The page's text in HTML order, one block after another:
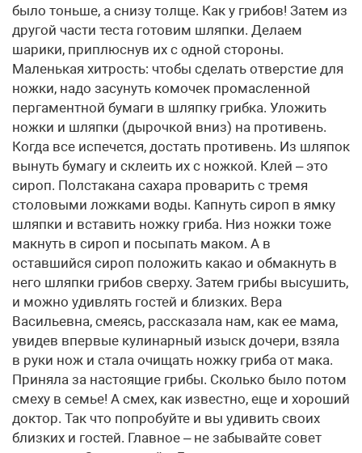
было тоньше, а снизу толще. Как у грибов! Затем из
другой части теста готовим шляпки. Делаем
шарики, приплюснув их с одной стороны.
Маленькая хитрость: чтобы сделать отверстие для
ножки, надо засунуть комочек промасленной
пергаментной бумаги в шляпку грибка. Уложить
ножки и шляпки (дырочкой вниз) на противень.
Когда все испечется, достать противень. Из шляпок
вынуть бумагу и склеить их с ножкой. Клей – это
сироп. Полстакана сахара проварить с тремя
столовыми ложками воды. Капнуть сироп в ямку
шляпки и вставить ножку гриба. Низ ножки тоже
макнуть в сироп и посыпать маком. А в
оставшийся сироп положить какао и обмакнуть в
него шляпки грибов сверху. Затем грибы высушить,
и можно удивлять гостей и близких. Вера
Васильевна, смеясь, рассказала нам, как ее мама,
увидев впервые кулинарный изыск дочери, взяла
в руки нож и стала очищать ножку гриба от мака.
Приняла за настоящие грибы. Сколько было потом
смеху в семье! А смех, как известно, еще и хороший
доктор. Так что попробуйте и вы удивить своих
близких и гостей. Главное – не забывайте совет